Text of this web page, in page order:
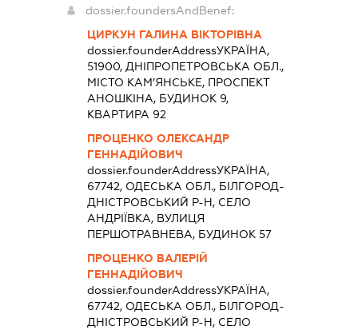
dossier.foundersAndBenef:
ЦИРКУН ГАЛИНА ВІКТОРІВНА
dossier.founderAddressУКРАЇНА,
51900, ДНІПРОПЕТРОВСЬКА ОБЛ.,
МІСТО КАМ’ЯНСЬКЕ, ПРОСПЕКТ
АНОШКІНА, БУДИНОК 9,
КВАРТИРА 92
ПРОЦЕНКО ОЛЕКСАНДР
ГЕННАДІЙОВИЧ
dossier.founderAddressУКРАЇНА,
67742, ОДЕСЬКА ОБЛ., БІЛГОРОД-
ДНІСТРОВСЬКИЙ Р-Н, СЕЛО
АНДРІЇВКА, ВУЛИЦЯ
ПЕРШОТРАВНЕВА, БУДИНОК 57
ПРОЦЕНКО ВАЛЕРІЙ
ГЕННАДІЙОВИЧ
dossier.founderAddressУКРАЇНА,
67742, ОДЕСЬКА ОБЛ., БІЛГОРОД-
ДНІСТРОВСЬКИЙ Р-Н, СЕЛО